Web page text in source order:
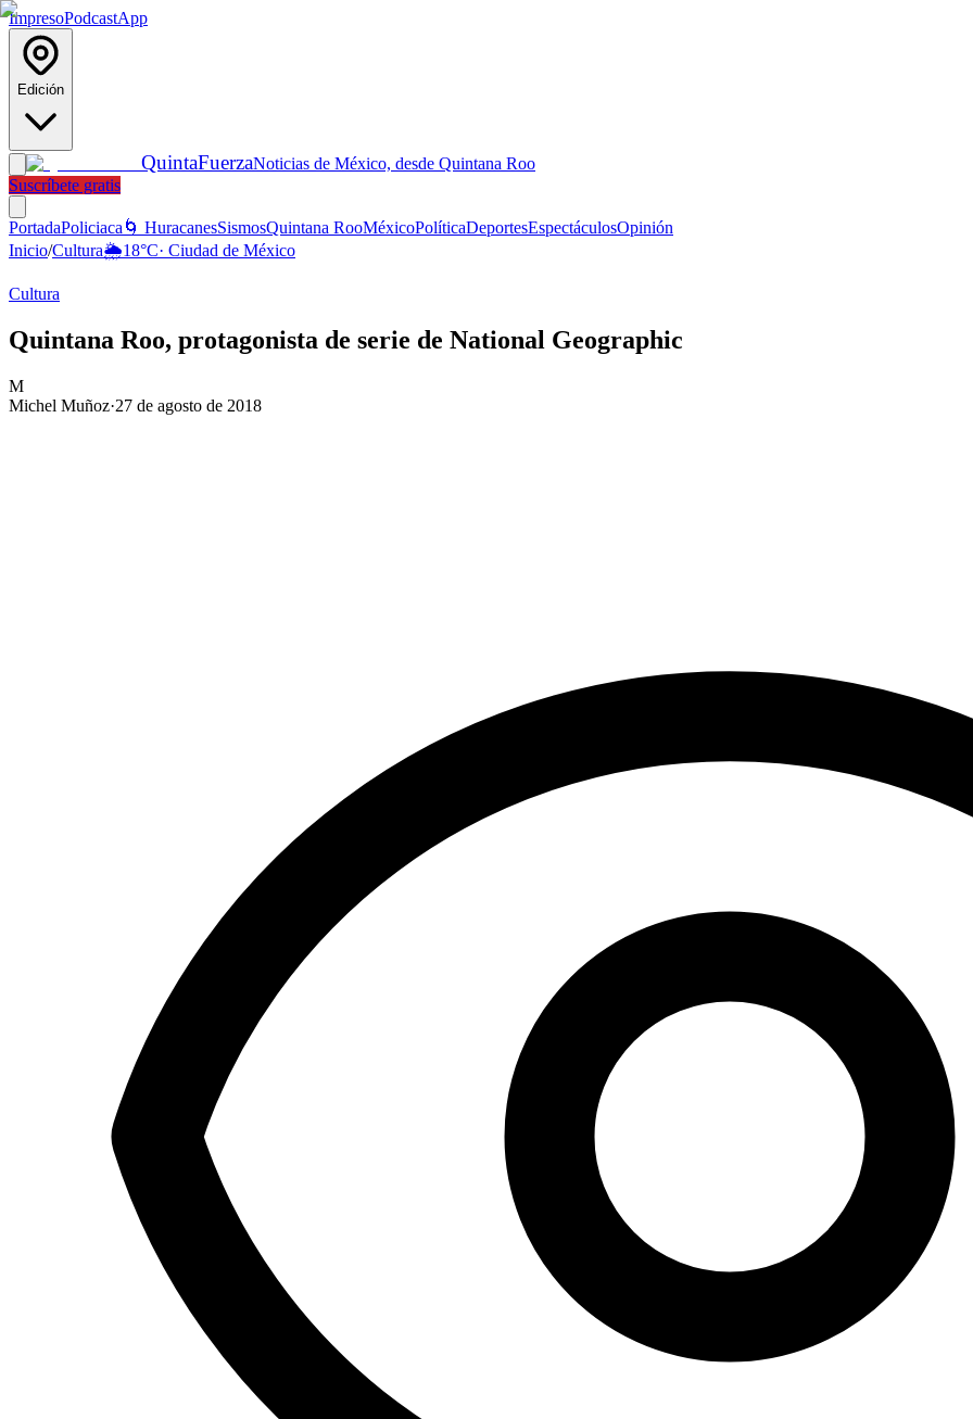
ImpresoPodcastApp
Edición
QuintaFuerzaNoticias de México, desde Quintana Roo
Suscríbete gratis
PortadaPoliciaca 🌀 HuracanesSismosQuintana RooMéxicoPolíticaDeportesEspectáculosOpinión
Inicio/Cultura🌦️18°C· Ciudad de México
Cultura
Quintana Roo, protagonista de serie de National Geographic
M
Michel Muñoz·27 de agosto de 2018